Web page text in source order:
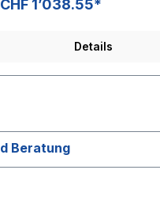
CHF 1’038.55*
Details
Beratung